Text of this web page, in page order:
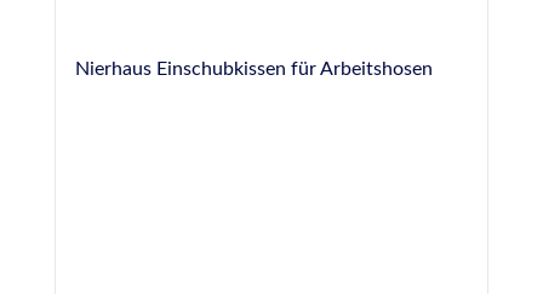
Nierhaus Einschubkissen für Arbeitshosen